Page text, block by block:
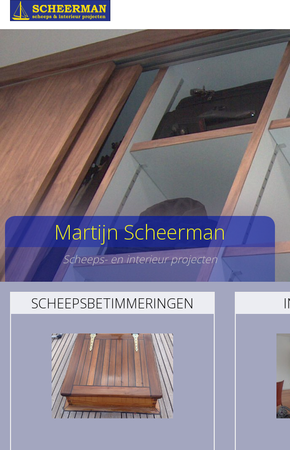
Martijn Scheerman
Scheeps- en interieur projecten
SCHEEPSBETIMMERINGEN